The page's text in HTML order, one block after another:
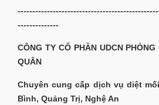
--------------
CÔNG TY CỔ PHẦN UDCN
QUÂN
Chuyên cung cấp dịch vụ diệt
Bình, Quảng Trị, Nghệ An